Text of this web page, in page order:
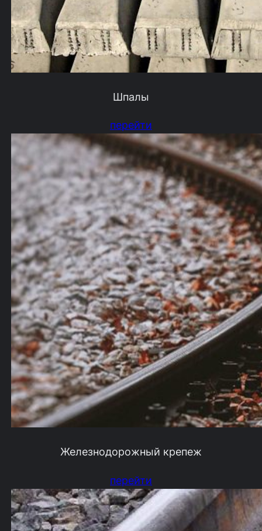
Шпалы
перейти
Железнодорожный крепеж
перейти